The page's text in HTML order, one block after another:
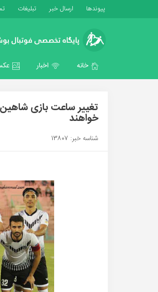
پیوندها ارسال خبر تبلیغات
خانه اخبار
تغییر ساعت بازی
خواهند
شناسه خبر: 13807